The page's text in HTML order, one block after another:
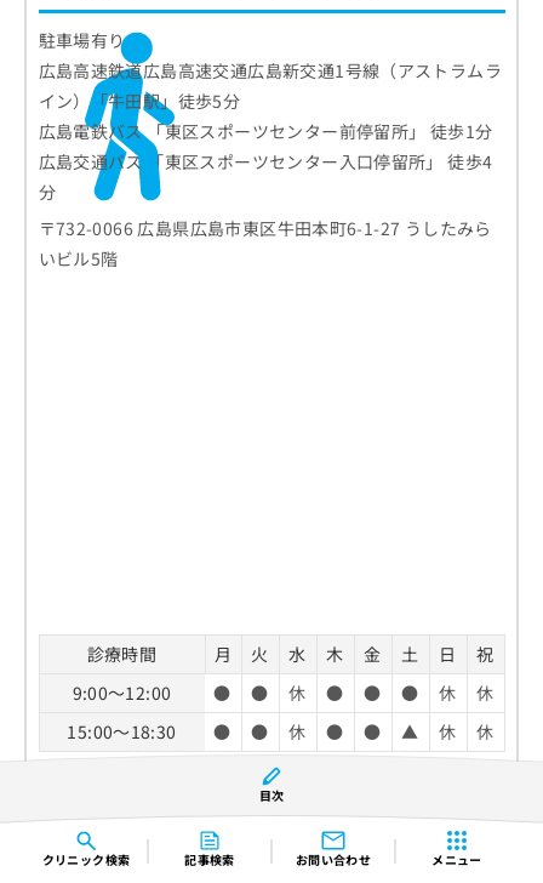
クリニック検索 記事検索 お問い合わせ メニュー
駐車場有り
広島高速鉄道広島高速交通広島新交通1号線（アストラムラ
イン）「牛田駅」徒歩5分
広島電鉄バス 「東区スポーツセンター前停留所」 徒歩1分
広島交通バス 「東区スポーツセンター入口停留所」 徒歩4
分
〒732-0066 広島県広島市東区牛田本町6-1-27 うしたみら
いビル5階
診療時間 月 火 水 木 金 土 日
祝
9:00～12:00
● ● 休 ● ● ● 休
休
15:00～18:30
● ● 休 ● ● ▲ 休
休
休診日：水曜日、日曜日、祝祭日
TEL：082-502-8033
目次